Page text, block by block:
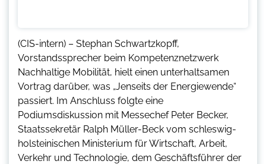
(CIS-intern) – Stephan Schwartzkopff,
Vorstandssprecher beim Kompetenznetzwerk
Nachhaltige Mobilität, hielt einen unterhaltsamen
Vortrag darüber, was „Jenseits der Energiewende“
passiert. Im Anschluss folgte eine
Podiumsdiskussion mit Messechef Peter Becker,
Staatssekretär Ralph Müller-Beck vom schleswig-
holsteinischen Ministerium für Wirtschaft, Arbeit,
Verkehr und Technologie, dem Geschäftsführer der